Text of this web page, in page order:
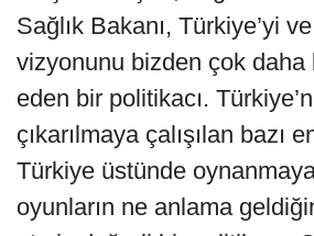
Sağlık Bakanı, Türkiye’yi
vizyonunu bizden çok daha
eden bir politikacı.
çıkarılmaya çalışılan bazı
Türkiye üstünde oynanmaya
oyunların ne anlama